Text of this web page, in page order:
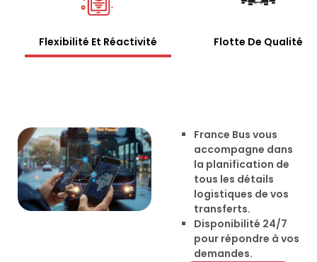
Flexibilité Et Réactivité Flotte De Qualité
France Bus vous
accompagne dans
la planification de
tous les détails
logistiques de vos
transferts.
Disponibilité 24/7
pour répondre à vos
demandes.